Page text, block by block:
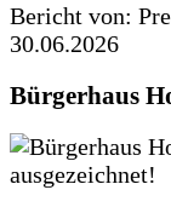
Bericht von:
30.06.2026
Bürgerhaus